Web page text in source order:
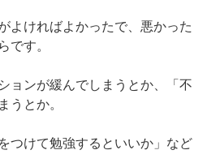
よければよかったで、悪かった
です。
ョンが緩んでしまうとか、「不
うとか。
つけて勉強するといいか」など